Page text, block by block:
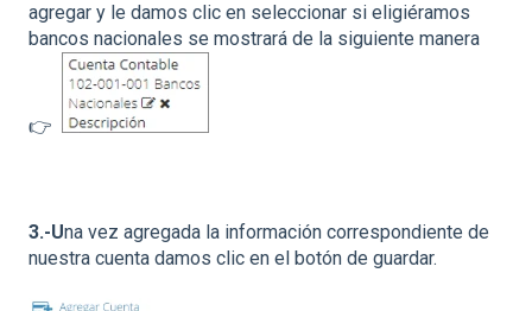
agregar y le damos clic en seleccionar si eligiéramos
bancos nacionales se mostrará de la siguiente manera
👉
3.-Una vez agregada la información correspondiente de
nuestra cuenta damos clic en el botón de guardar.